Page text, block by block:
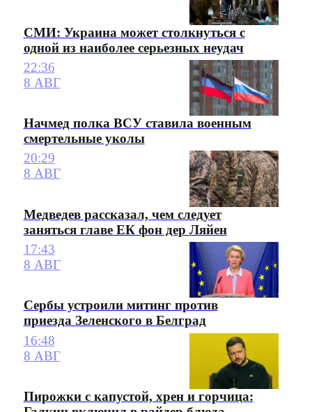
СМИ: Украина может столкнуться с
одной из наиболее серьезных неудач
22:36
8 АВГ
Начмед полка ВСУ ставила военным
смертельные уколы
20:29
8 АВГ
Медведев рассказал, чем следует
заняться главе ЕК фон дер Ляйен
17:43
8 АВГ
Сербы устроили митинг против
приезда Зеленского в Белград
16:48
8 АВГ
Пирожки с капустой, хрен и горчица: